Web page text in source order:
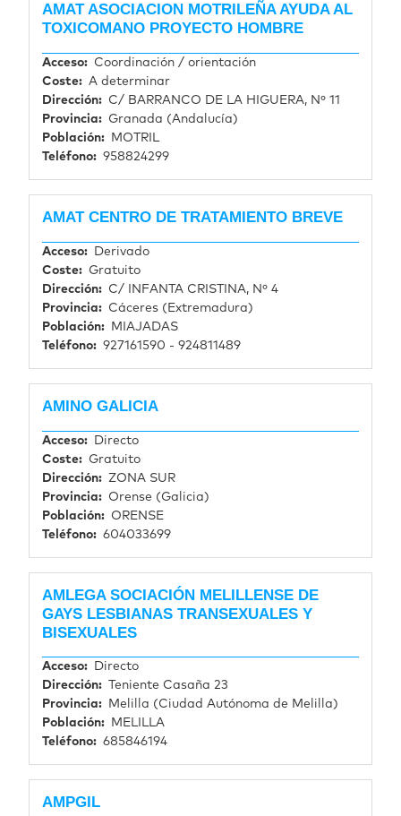
AMAT ASOCIACION MOTRILEÑA AYUDA AL
TOXICOMANO PROYECTO HOMBRE
Acceso
Coordinación / orientación
Coste
A determinar
Dirección
C/ BARRANCO DE LA HIGUERA, Nº 11
Provincia
Granada (Andalucía)
Población
MOTRIL
Teléfono
958824299
AMAT CENTRO DE TRATAMIENTO BREVE
Acceso
Derivado
Coste
Gratuito
Dirección
C/ INFANTA CRISTINA, Nº 4
Provincia
Cáceres (Extremadura)
Población
MIAJADAS
Teléfono
927161590 - 924811489
AMINO GALICIA
Acceso
Directo
Coste
Gratuito
Dirección
ZONA SUR
Provincia
Orense (Galicia)
Población
ORENSE
Teléfono
604033699
AMLEGA SOCIACIÓN MELILLENSE DE
GAYS LESBIANAS TRANSEXUALES Y
BISEXUALES
Acceso
Directo
Dirección
Teniente Casaña 23
Provincia
Melilla (Ciudad Autónoma de Melilla)
Población
MELILLA
Teléfono
685846194
AMPGIL